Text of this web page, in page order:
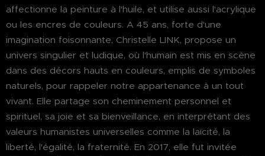
affectionne la peinture à l'huile, et utilise aussi l'acrylique
ou les encres de couleurs. A 45 ans, forte d'une
imagination foisonnante, Christelle LINK, propose un
univers singulier et ludique, où l'humain est mis en scène
dans des décors hauts en couleurs, emplis de symboles
naturels, pour rappeler notre appartenance à un tout
vivant. Elle partage son cheminement personnel et
spirituel, sa joie et sa bienveillance, en interprétant des
valeurs humanistes universelles comme la laïcité, la
liberté, l'égalité, la fraternité. En 2017, elle fut invitée